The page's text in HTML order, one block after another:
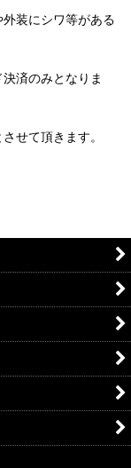
装にシワ等がある
済のみとなりま
せて頂きます。